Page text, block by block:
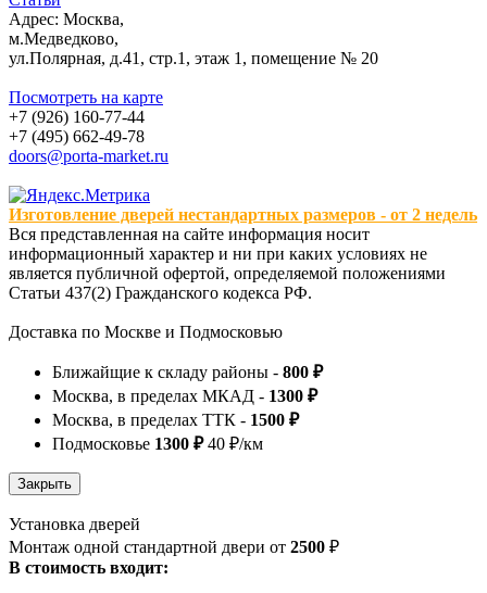
Адрес: Москва,
м.Медведково,
ул.Полярная, д.41, стр.1, этаж 1, помещение № 20
Посмотреть на карте
+7 (926) 160-77-44
+7 (495) 662-49-78
doors@porta-market.ru
Изготовление дверей нестандартных размеров - от 2 недель
Вся представленная на сайте информация носит
информационный характер и ни при каких условиях не
является публичной офертой, определяемой положениями
Статьи 437(2) Гражданского кодекса РФ.
Доставка по Москве и Подмосковью
Ближайщие к складу районы - 800 ₽
Москва, в пределах МКАД - 1300 ₽
Москва, в пределах ТТК - 1500 ₽
Подмосковье 1300 ₽40 ₽/км
Установка дверей
Монтаж одной стандартной двери от 2500 ₽
В стоимость входит: